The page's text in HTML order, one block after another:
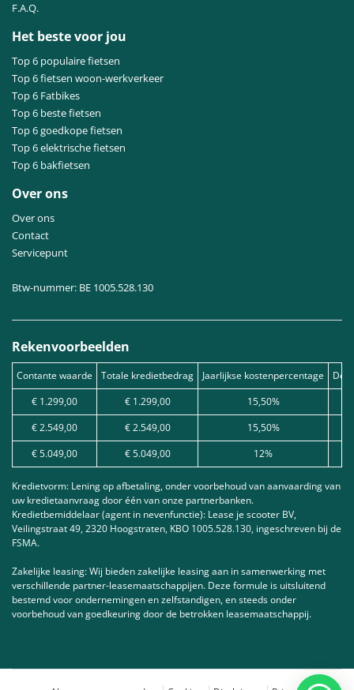
F.A.Q.
Het beste voor jou
Top 6 populaire fietsen
Top 6 fietsen woon-werkverkeer
Top 6 Fatbikes
Top 6 beste fietsen
Top 6 goedkope fietsen
Top 6 elektrische fietsen
Top 6 bakfietsen
Over ons
Over ons
Contact
Servicepunt
Btw-nummer: BE 1005.528.130
Rekenvoorbeelden
Contante waarde Totale kredietbedrag Jaarlijkse kostenpercentage
€ 1.299,00
€ 1.299,00
15,50%
€ 2.549,00
€ 2.549,00
15,50%
€ 5.049,00
€ 5.049,00 12%
Kredietvorm: Lening op afbetaling, onder voorbehoud van aanvaarding van
uw kredietaanvraag door één van onze partnerbanken.
Kredietbemiddelaar (agent in nevenfunctie): Lease je scooter BV,
Veilingstraat 49, 2320 Hoogstraten, KBO 1005.528.130, ingeschreven bij de
FSMA.
Zakelijke leasing: Wij bieden zakelijke leasing aan in samenwerking met
verschillende partner-leasemaatschappijen. Deze formule is uitsluitend
bestemd voor ondernemingen en zelfstandigen, en steeds onder
voorbehoud van goedkeuring door de betrokken leasemaatschappij.